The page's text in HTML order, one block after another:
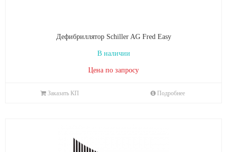
Дефибриллятор Schiller AG Fred Easy
В наличии
Цена по запросу
Заказать КП Подробнее